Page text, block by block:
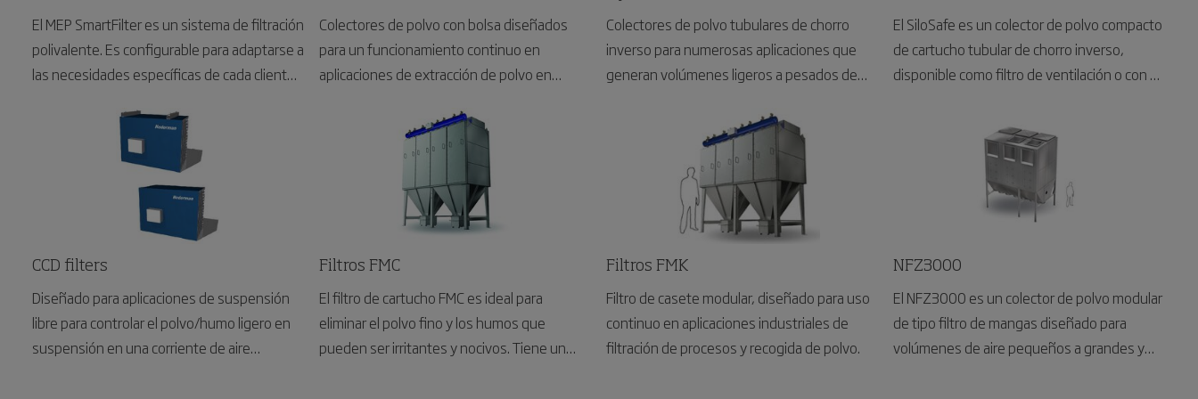
más de 75 años de experiencia, el filtro LBR
es una solución eficaz de una marca en la
que puede confiar.
El MEP SmartFilter es un sistema de filtración
polivalente. Es configurable para adaptarse a
las necesidades específicas de cada cliente
para todo tipo de polvo seco en diferentes
aplicaciones como lijado, amoldado,
granallado y otras que generen polvo.
Colectores de polvo con bolsa diseñados
para un funcionamiento continuo en
aplicaciones de extracción de polvo en
Colectores de polvo tubulares de chorro
inverso para numerosas aplicaciones que
generan volúmenes ligeros a pesados de
El SiloSafe es un colector de polvo compacto
de cartucho tubular de chorro inverso,
disponible como filtro de ventilación o con un
específicamente para aplicaciones de
ventilación de silos y contenedores.
CCD filters
Diseñado para aplicaciones de suspensión
libre para controlar el polvo/humo ligero en
suspensión en una corriente de aire
Filtros FMC
El filtro de cartucho FMC es ideal para
eliminar el polvo fino y los humos que
pueden ser irritantes y nocivos. Tiene un
Filtros FMK
Filtro de casete modular, diseñado para uso
continuo en aplicaciones industriales de
filtración de procesos y recogida de polvo.
NFZ3000
El NFZ3000 es un colector de polvo modular
de tipo filtro de mangas diseñado para
volúmenes de aire pequeños a grandes y